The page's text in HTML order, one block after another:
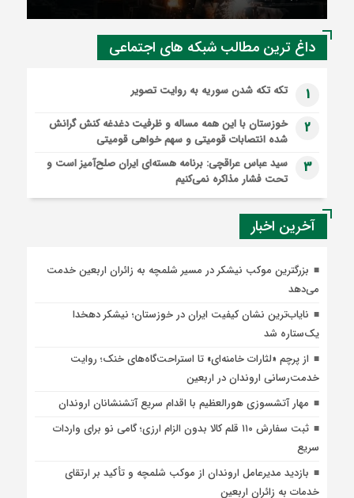
شاخص کل بورس ۳۲ هزار واحد صعود کرد؛ تداوم
تقاضا در گروه‌های فلزی و بانکی
داغ ترین مطالب شبکه های اجتماعی
1 تکه تکه شدن سوریه به روایت تصویر
2
خوزستان با این همه مساله و ظرفیت دغدغه کنش گرانش
شده انتصابات قومیتی و سهم خواهی قومیتی
3
سید عباس عراقچی: برنامه هسته‌ای ایران صلح‌آمیز است و
تحت فشار مذاکره نمی‌کنیم
آخرین اخبار
بزرگترین موکب نیشکر در مسیر شلمچه به زائران اربعین خدمت
می‌دهد
نایاب‌ترین نشان کیفیت ایران در خوزستان؛ نیشکر دهخدا
یک‌ستاره شد
از پرچم «لثارات خامنه‌ای» تا استراحت‌گاه‌های خنک؛ روایت
خدمت‌رسانی اروندان در اربعین
مهار آتشسوزی هورالعظیم با اقدام سریع آتشنشانان اروندان
ثبت سفارش ۱۱۰ قلم کالا بدون الزام ارزی؛ گامی نو برای واردات
سریع
بازدید مدیرعامل اروندان از موکب شلمچه و تأکید بر ارتقای
خدمات به زائران اربعین